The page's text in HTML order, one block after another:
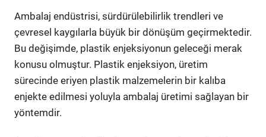
Ambalaj endüstrisi, sürdürülebilirlik trendleri ve
çevresel kaygılarla büyük bir dönüşüm geçirmektedir.
Bu değişimde, plastik enjeksiyonun geleceği merak
konusu olmuştur. Plastik enjeksiyon, üretim
sürecinde eriyen plastik malzemelerin bir kalıba
enjekte edilmesi yoluyla ambalaj üretimi sağlayan bir
yöntemdir.